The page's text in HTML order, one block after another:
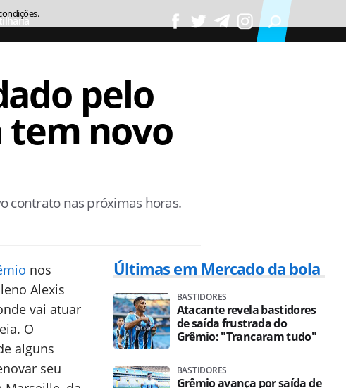
pelo
tem novo
contrato nas próximas horas.
nos
Alexis
vai atuar
O
alguns
seu
Últimas em Mercado da bola
BASTIDORES
Atacante revela bastidores
de saída frustrada do
Grêmio: "Trancaram tudo"
BASTIDORES
Grêmio avança por saída de